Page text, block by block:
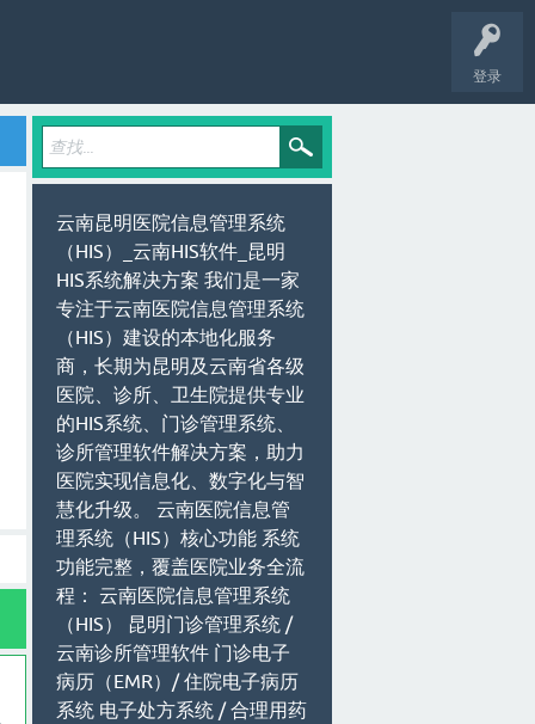
登录
云南昆明医院信息管理系统
（HIS）_云南HIS软件_昆明
HIS系统解决方案 我们是一家
专注于云南医院信息管理系统
（HIS）建设的本地化服务
商，长期为昆明及云南省各级
医院、诊所、卫生院提供专业
的HIS系统、门诊管理系统、
诊所管理软件解决方案，助力
医院实现信息化、数字化与智
慧化升级。 云南医院信息管
理系统（HIS）核心功能 系统
功能完整，覆盖医院业务全流
程： 云南医院信息管理系统
（HIS） 昆明门诊管理系统 /
云南诊所管理软件 门诊电子
病历（EMR）/ 住院电子病历
系统 电子处方系统 / 合理用药